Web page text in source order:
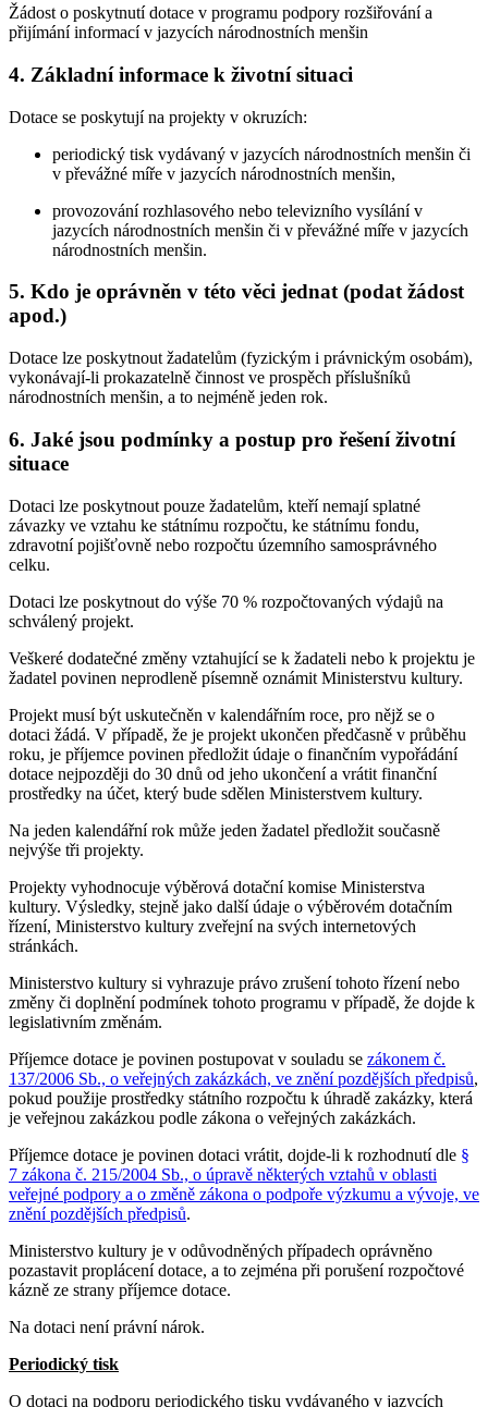
Žádost o poskytnutí dotace v programu podpory rozšiřování a
přijímání informací v jazycích národnostních menšin
4. Základní informace k životní situaci
Dotace se poskytují na projekty v okruzích:
periodický tisk vydávaný v jazycích národnostních menšin či
v převážné míře v jazycích národnostních menšin,
provozování rozhlasového nebo televizního vysílání v
jazycích národnostních menšin či v převážné míře v jazycích
národnostních menšin.
5. Kdo je oprávněn v této věci jednat (podat žádost
apod.)
Dotace lze poskytnout žadatelům (fyzickým i právnickým osobám),
vykonávají-li prokazatelně činnost ve prospěch příslušníků
národnostních menšin, a to nejméně jeden rok.
6. Jaké jsou podmínky a postup pro řešení životní
situace
Dotaci lze poskytnout pouze žadatelům, kteří nemají splatné
závazky ve vztahu ke státnímu rozpočtu, ke státnímu fondu,
zdravotní pojišťovně nebo rozpočtu územního samosprávného
celku.
Dotaci lze poskytnout do výše 70 % rozpočtovaných výdajů na
schválený projekt.
Veškeré dodatečné změny vztahující se k žadateli nebo k projektu je
žadatel povinen neprodleně písemně oznámit Ministerstvu kultury.
Projekt musí být uskutečněn v kalendářním roce, pro nějž se o
dotaci žádá. V případě, že je projekt ukončen předčasně v průběhu
roku, je příjemce povinen předložit údaje o finančním vypořádání
dotace nejpozději do 30 dnů od jeho ukončení a vrátit finanční
prostředky na účet, který bude sdělen Ministerstvem kultury.
Na jeden kalendářní rok může jeden žadatel předložit současně
nejvýše tři projekty.
Projekty vyhodnocuje výběrová dotační komise Ministerstva
kultury. Výsledky, stejně jako další údaje o výběrovém dotačním
řízení, Ministerstvo kultury zveřejní na svých internetových
stránkách.
Ministerstvo kultury si vyhrazuje právo zrušení tohoto řízení nebo
změny či doplnění podmínek tohoto programu v případě, že dojde k
legislativním změnám.
Příjemce dotace je povinen postupovat v souladu se zákonem č.
137/2006 Sb., o veřejných zakázkách, ve znění pozdějších předpisů,
pokud použije prostředky státního rozpočtu k úhradě zakázky, která
je veřejnou zakázkou podle zákona o veřejných zakázkách.
Příjemce dotace je povinen dotaci vrátit, dojde-li k rozhodnutí dle §
7 zákona č. 215/2004 Sb., o úpravě některých vztahů v oblasti
veřejné podpory a o změně zákona o podpoře výzkumu a vývoje, ve
znění pozdějších předpisů.
Ministerstvo kultury je v odůvodněných případech oprávněno
pozastavit proplácení dotace, a to zejména při porušení rozpočtové
kázně ze strany příjemce dotace.
Na dotaci není právní nárok.
Periodický tisk
O dotaci na podporu periodického tisku vydávaného v jazycích